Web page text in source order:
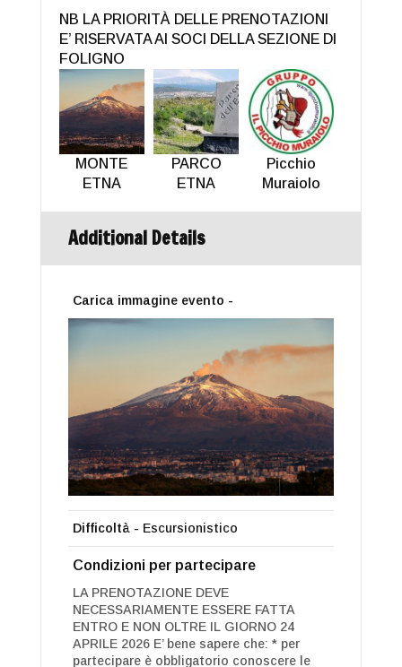
NB LA PRIORITÀ DELLE PRENOTAZIONI
E’ RISERVATA AI SOCI DELLA SEZIONE DI
FOLIGNO
MONTE
ETNA
PARCO
ETNA
Picchio
Muraiolo
Additional Details
Carica immagine evento -
Difficoltà - Escursionistico
Condizioni per partecipare
LA PRENOTAZIONE DEVE
NECESSARIAMENTE ESSERE FATTA
ENTRO E NON OLTRE IL GIORNO 24
APRILE 2026 E’ bene sapere che: * per
partecipare è obbligatorio conoscere le